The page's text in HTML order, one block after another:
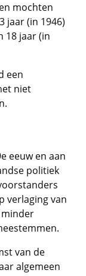
mochten
jaar (in 1946)
18 jaar (in
een
niet
eeuw en aan
politiek
verlaging van
minder
van de
algemeen